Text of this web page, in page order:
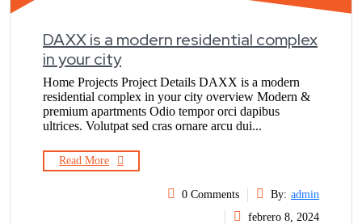
DAXX is a modern residential complex
in your city
Home Projects Project Details DAXX is a modern
residential complex in your city overview Modern &
premium apartments Odio tempor orci dapibus
ultrices. Volutpat sed cras ornare arcu dui...
Read More
0 Comments By: admin
febrero 8, 2024